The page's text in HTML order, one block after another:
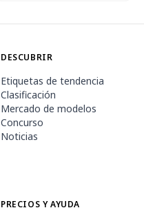
DESCUBRIR
Etiquetas de tendencia
Clasificación
Mercado de modelos
Concurso
Noticias
PRECIOS Y AYUDA